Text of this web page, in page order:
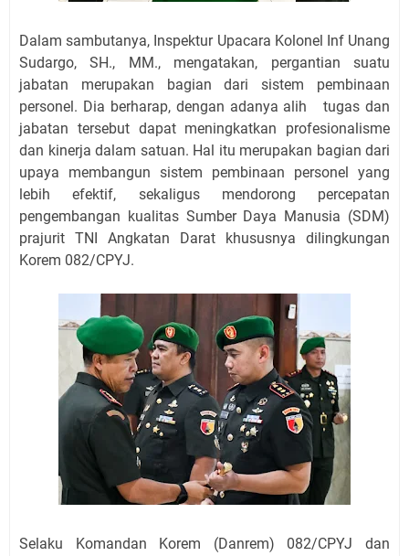
Dalam sambutanya, Inspektur Upacara Kolonel Inf Unang
Sudargo, SH., MM., mengatakan, pergantian suatu
jabatan merupakan bagian dari sistem pembinaan
personel. Dia berharap, dengan adanya alih tugas dan
jabatan tersebut dapat meningkatkan profesionalisme
dan kinerja dalam satuan. Hal itu merupakan bagian dari
upaya membangun sistem pembinaan personel yang
lebih efektif, sekaligus mendorong percepatan
pengembangan kualitas Sumber Daya Manusia (SDM)
prajurit TNI Angkatan Darat khususnya dilingkungan
Korem 082/CPYJ.
Selaku Komandan Korem (Danrem) 082/CPYJ dan